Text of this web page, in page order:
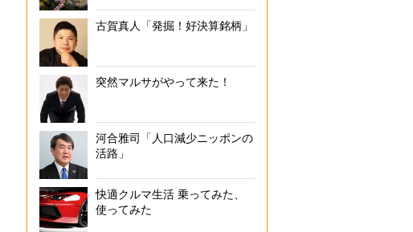
古賀真人「発掘！好決算銘柄」
突然マルサがやって来た！
河合雅司「人口減少ニッポンの
活路」
快適クルマ生活 乗ってみた、
使ってみた